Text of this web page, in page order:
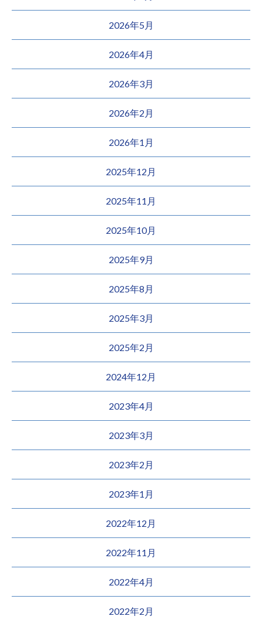
2026年5月
2026年4月
2026年3月
2026年2月
2026年1月
2025年12月
2025年11月
2025年10月
2025年9月
2025年8月
2025年3月
2025年2月
2024年12月
2023年4月
2023年3月
2023年2月
2023年1月
2022年12月
2022年11月
2022年4月
2022年2月